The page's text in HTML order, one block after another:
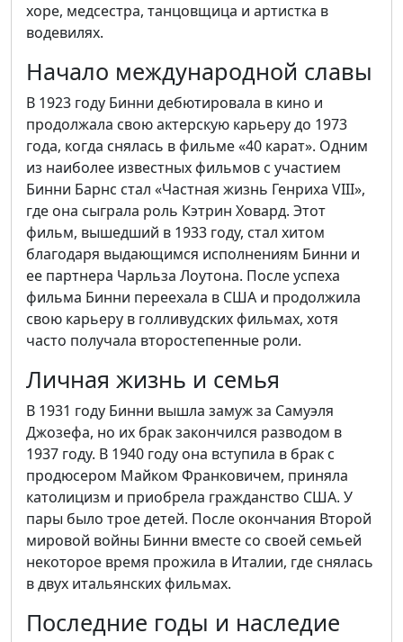
хоре, медсестра, танцовщица и артистка в
водевилях.
Начало международной славы
В 1923 году Бинни дебютировала в кино и
продолжала свою актерскую карьеру до 1973
года, когда снялась в фильме «40 карат». Одним
из наиболее известных фильмов с участием
Бинни Барнс стал «Частная жизнь Генриха VIII»,
где она сыграла роль Кэтрин Ховард. Этот
фильм, вышедший в 1933 году, стал хитом
благодаря выдающимся исполнениям Бинни и
ее партнера Чарльза Лоутона. После успеха
фильма Бинни переехала в США и продолжила
свою карьеру в голливудских фильмах, хотя
часто получала второстепенные роли.
Личная жизнь и семья
В 1931 году Бинни вышла замуж за Самуэля
Джозефа, но их брак закончился разводом в
1937 году. В 1940 году она вступила в брак с
продюсером Майком Франковичем, приняла
католицизм и приобрела гражданство США. У
пары было трое детей. После окончания Второй
мировой войны Бинни вместе со своей семьей
некоторое время прожила в Италии, где снялась
в двух итальянских фильмах.
Последние годы и наследие